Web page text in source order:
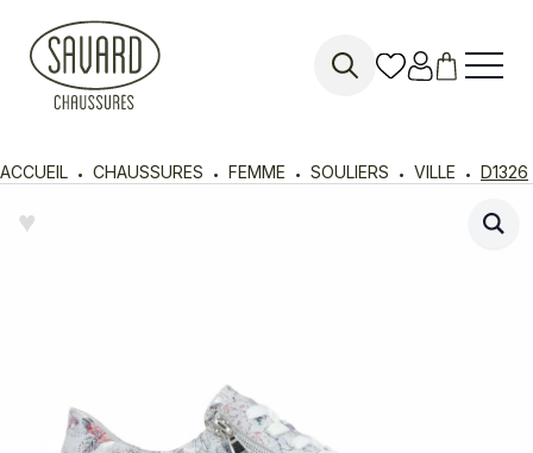
ACCUEIL CHAUSSURES FEMME SOULIERS VILLE D1326
♥︎